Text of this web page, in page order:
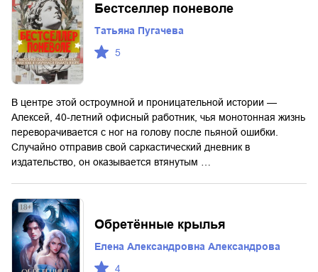
Бестселлер поневоле
Татьяна Пугачева
5
В центре этой остроумной и проницательной истории —
Алексей, 40-летний офисный работник, чья монотонная жизнь
переворачивается с ног на голову после пьяной ошибки.
Случайно отправив свой саркастический дневник в
издательство, он оказывается втянутым …
Обретённые крылья
Елена Александровна Александрова
4